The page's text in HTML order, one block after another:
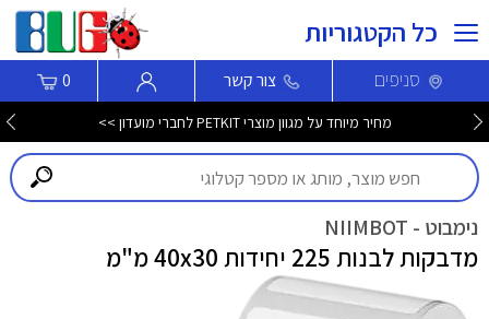
כל הקטגוריות
סניפים צור קשר 0
מחיר מיוחד על מגוון מוצרי PETKIT לחברי מועדון >>
נימבוט - NIIMBOT
מדבקות לבנות 225 יחידות 40x30 מ"מ